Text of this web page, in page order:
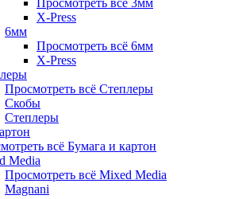
Просмотреть всё 3мм
X-Press
6мм
Просмотреть всё 6мм
X-Press
Просмотреть всё Степлеры
Скобы
Степлеры
всё Бумага и картон
Media
Просмотреть всё Mixed Media
Magnani